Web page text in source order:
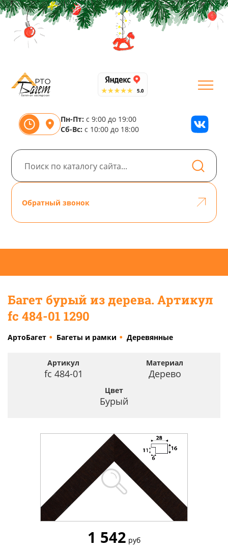
Пн-Пт: с 9:00 до 19:00
Сб-Вс: с 10:00 до 18:00
Обратный звонок
Багет бурый из дерева. Артикул
fc 484-01 1290
АртоБагет Багеты и рамки Деревянные
Артикул
fc 484-01
Материал
Дерево
Цвет
Бурый
1 542 руб